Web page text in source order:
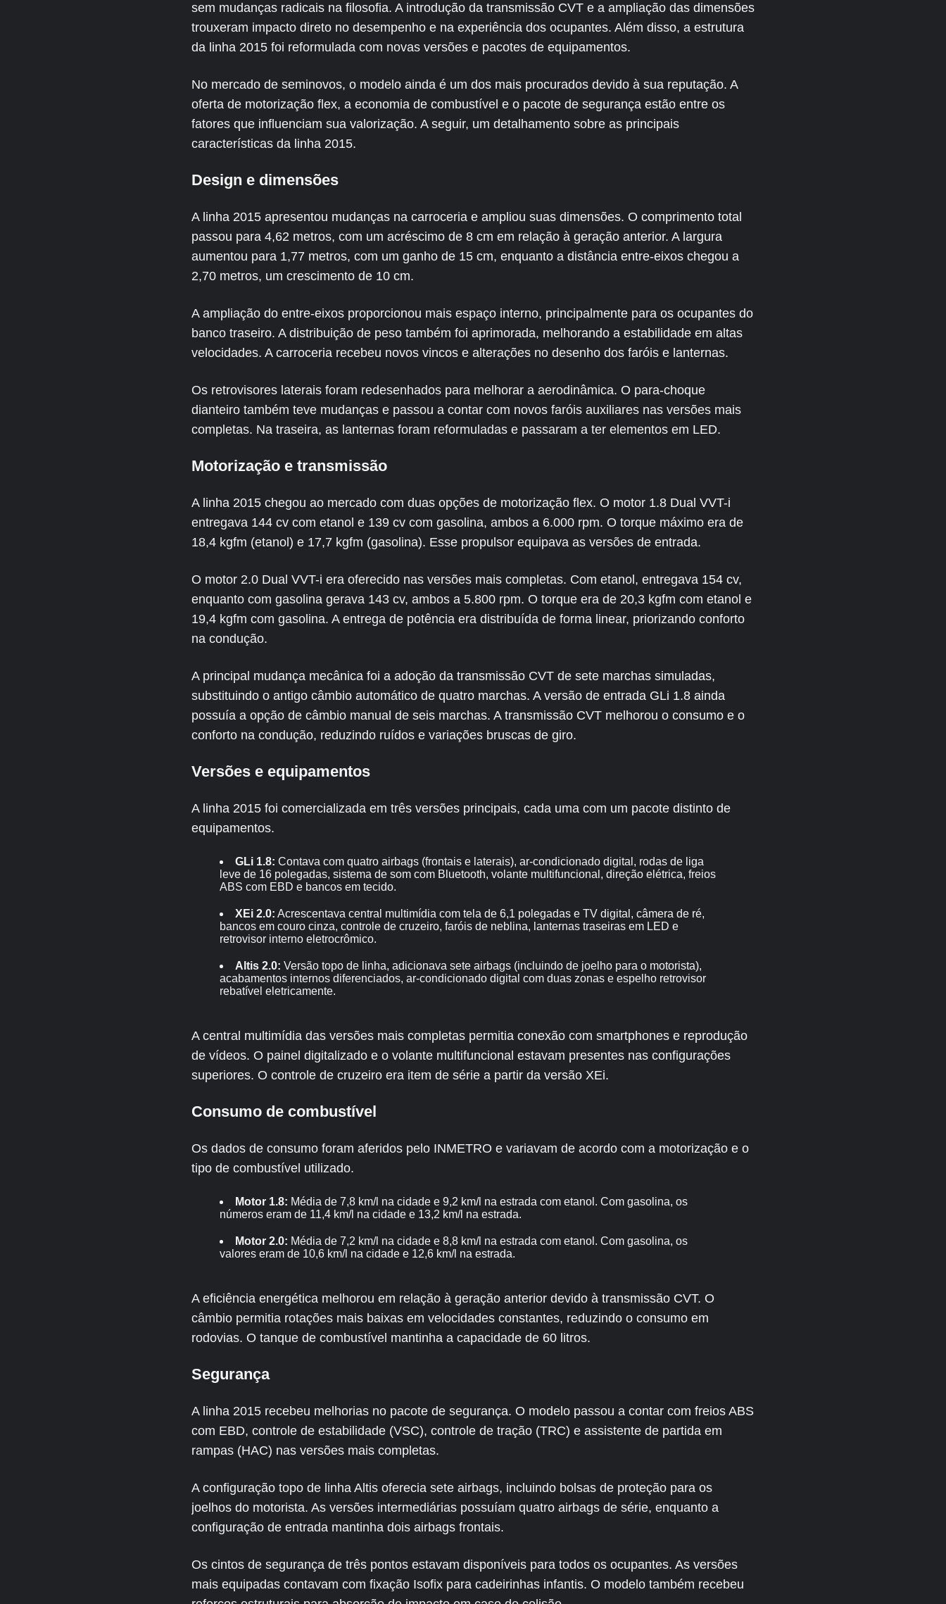
sem mudanças radicais na filosofia. A introdução da transmissão CVT e a ampliação das dimensões
trouxeram impacto direto no desempenho e na experiência dos ocupantes. Além disso, a estrutura
da linha 2015 foi reformulada com novas versões e pacotes de equipamentos.
No mercado de seminovos, o modelo ainda é um dos mais procurados devido à sua reputação. A
oferta de motorização flex, a economia de combustível e o pacote de segurança estão entre os
fatores que influenciam sua valorização. A seguir, um detalhamento sobre as principais
características da linha 2015.
Design e dimensões
A linha 2015 apresentou mudanças na carroceria e ampliou suas dimensões. O comprimento total
passou para 4,62 metros, com um acréscimo de 8 cm em relação à geração anterior. A largura
aumentou para 1,77 metros, com um ganho de 15 cm, enquanto a distância entre-eixos chegou a
2,70 metros, um crescimento de 10 cm.
A ampliação do entre-eixos proporcionou mais espaço interno, principalmente para os ocupantes do
banco traseiro. A distribuição de peso também foi aprimorada, melhorando a estabilidade em altas
velocidades. A carroceria recebeu novos vincos e alterações no desenho dos faróis e lanternas.
Os retrovisores laterais foram redesenhados para melhorar a aerodinâmica. O para-choque
dianteiro também teve mudanças e passou a contar com novos faróis auxiliares nas versões mais
completas. Na traseira, as lanternas foram reformuladas e passaram a ter elementos em LED.
Motorização e transmissão
A linha 2015 chegou ao mercado com duas opções de motorização flex. O motor 1.8 Dual VVT-i
entregava 144 cv com etanol e 139 cv com gasolina, ambos a 6.000 rpm. O torque máximo era de
18,4 kgfm (etanol) e 17,7 kgfm (gasolina). Esse propulsor equipava as versões de entrada.
O motor 2.0 Dual VVT-i era oferecido nas versões mais completas. Com etanol, entregava 154 cv,
enquanto com gasolina gerava 143 cv, ambos a 5.800 rpm. O torque era de 20,3 kgfm com etanol e
19,4 kgfm com gasolina. A entrega de potência era distribuída de forma linear, priorizando conforto
na condução.
A principal mudança mecânica foi a adoção da transmissão CVT de sete marchas simuladas,
substituindo o antigo câmbio automático de quatro marchas. A versão de entrada GLi 1.8 ainda
possuía a opção de câmbio manual de seis marchas. A transmissão CVT melhorou o consumo e o
conforto na condução, reduzindo ruídos e variações bruscas de giro.
Versões e equipamentos
A linha 2015 foi comercializada em três versões principais, cada uma com um pacote distinto de
equipamentos.
GLi 1.8: Contava com quatro airbags (frontais e laterais), ar-condicionado digital, rodas de liga
leve de 16 polegadas, sistema de som com Bluetooth, volante multifuncional, direção elétrica, freios
ABS com EBD e bancos em tecido.
XEi 2.0: Acrescentava central multimídia com tela de 6,1 polegadas e TV digital, câmera de ré,
bancos em couro cinza, controle de cruzeiro, faróis de neblina, lanternas traseiras em LED e
retrovisor interno eletrocrômico.
Altis 2.0: Versão topo de linha, adicionava sete airbags (incluindo de joelho para o motorista),
acabamentos internos diferenciados, ar-condicionado digital com duas zonas e espelho retrovisor
rebatível eletricamente.
A central multimídia das versões mais completas permitia conexão com smartphones e reprodução
de vídeos. O painel digitalizado e o volante multifuncional estavam presentes nas configurações
superiores. O controle de cruzeiro era item de série a partir da versão XEi.
Consumo de combustível
Os dados de consumo foram aferidos pelo INMETRO e variavam de acordo com a motorização e o
tipo de combustível utilizado.
Motor 1.8: Média de 7,8 km/l na cidade e 9,2 km/l na estrada com etanol. Com gasolina, os
números eram de 11,4 km/l na cidade e 13,2 km/l na estrada.
Motor 2.0: Média de 7,2 km/l na cidade e 8,8 km/l na estrada com etanol. Com gasolina, os
valores eram de 10,6 km/l na cidade e 12,6 km/l na estrada.
A eficiência energética melhorou em relação à geração anterior devido à transmissão CVT. O
câmbio permitia rotações mais baixas em velocidades constantes, reduzindo o consumo em
rodovias. O tanque de combustível mantinha a capacidade de 60 litros.
Segurança
A linha 2015 recebeu melhorias no pacote de segurança. O modelo passou a contar com freios ABS
com EBD, controle de estabilidade (VSC), controle de tração (TRC) e assistente de partida em
rampas (HAC) nas versões mais completas.
A configuração topo de linha Altis oferecia sete airbags, incluindo bolsas de proteção para os
joelhos do motorista. As versões intermediárias possuíam quatro airbags de série, enquanto a
configuração de entrada mantinha dois airbags frontais.
Os cintos de segurança de três pontos estavam disponíveis para todos os ocupantes. As versões
mais equipadas contavam com fixação Isofix para cadeirinhas infantis. O modelo também recebeu